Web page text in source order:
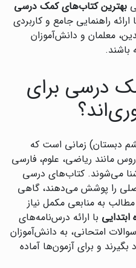
بهترین کتاب‌های کمک درسی
راهنمایی جامع و کاربردی
معلمان و دانش‌آموزان
باشند.
درسی برای
دبستان) زمانی است که
مانند ریاضی، علوم، فارسی
می‌شوند. کتاب‌های درسی
را پوشش می‌دهند، گاهی
به منابعی مکمل نیاز
با ارائه درس‌نامه‌های
امتحانی، به دانش‌آموزان
و برای آزمون‌ها آماده